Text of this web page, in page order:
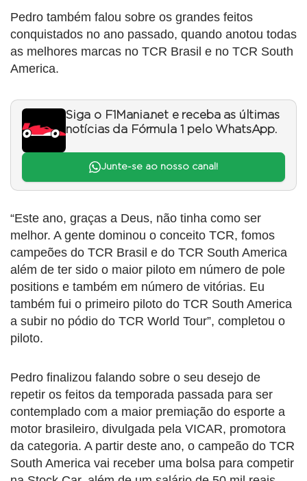
Pedro também falou sobre os grandes feitos
conquistados no ano passado, quando anotou todas
as melhores marcas no TCR Brasil e no TCR South
America.
Siga o F1Mania.net e receba as últimas
notícias da Fórmula 1 pelo WhatsApp.
Junte-se ao nosso canal!
“Este ano, graças a Deus, não tinha como ser
melhor. A gente dominou o conceito TCR, fomos
campeões do TCR Brasil e do TCR South America
além de ter sido o maior piloto em número de pole
positions e também em número de vitórias. Eu
também fui o primeiro piloto do TCR South America
a subir no pódio do TCR World Tour”, completou o
piloto.
Pedro finalizou falando sobre o seu desejo de
repetir os feitos da temporada passada para ser
contemplado com a maior premiação do esporte a
motor brasileiro, divulgada pela VICAR, promotora
da categoria. A partir deste ano, o campeão do TCR
South America vai receber uma bolsa para competir